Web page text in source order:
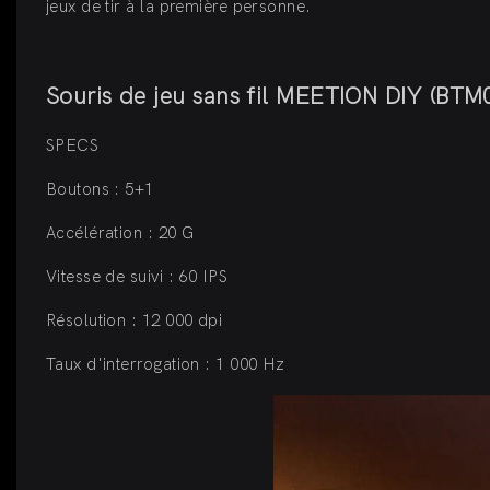
jeux de tir à la première personne.
Souris de jeu sans fil MEETION DIY
SPECS
Boutons : 5+1
Accélération : 20 G
Vitesse de suivi : 60 IPS
Résolution : 12 000 dpi
Taux d'interrogation : 1 000 Hz